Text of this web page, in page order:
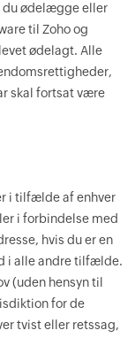
du ødelægge eller
til Zoho og
ødelagt. Alle
skal fortsat være
i tilfælde af enhver
i forbindelse med
hvis du er en
i alle andre tilfælde.
(uden hensyn til
for de
tvist eller retssag,